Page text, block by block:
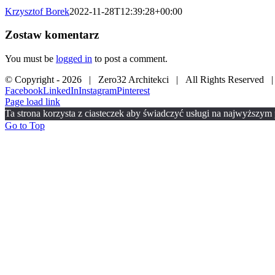
Krzysztof Borek2022-11-28T12:39:28+00:00
Zostaw komentarz
You must be logged in to post a comment.
© Copyright - 2026 | Zero32 Architekci | All Rights Reserved |
FacebookLinkedInInstagramPinterest
Page load link
Ta strona korzysta z ciasteczek aby świadczyć usługi na
Go to Top